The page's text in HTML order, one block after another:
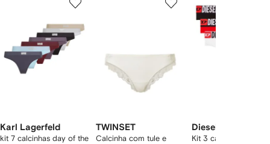
Karl Lagerfeld
kit 7 calcinhas day of the
TWINSET
Calcinha com tule e
de
12
Diesel
Kit 3 calcinhas UFST-